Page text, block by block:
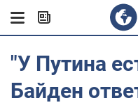
"У Путина
Байден